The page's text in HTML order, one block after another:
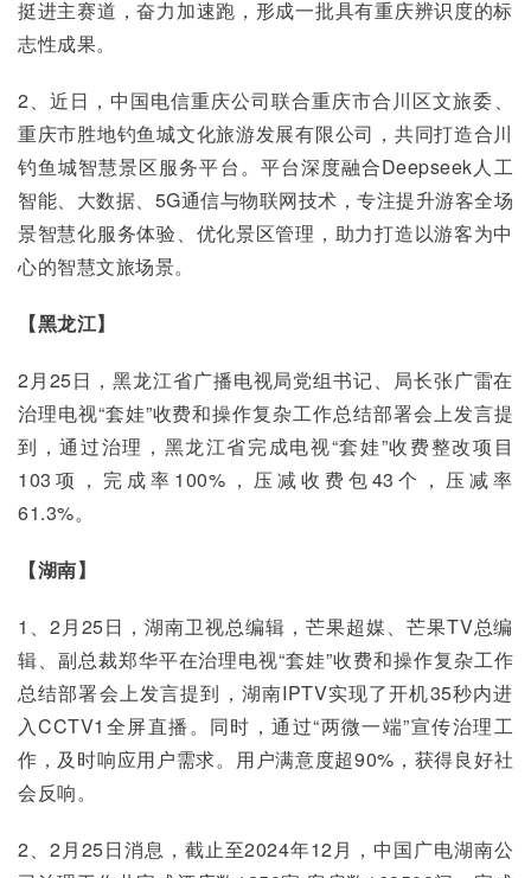
挺进主赛道，奋力加速跑，形成一批具有重庆辨识度的标
志性成果。
2、近日，中国电信重庆公司联合重庆市合川区文旅委、
重庆市胜地钓鱼城文化旅游发展有限公司，共同打造合川
钓鱼城智慧景区服务平台。平台深度融合Deepseek人工
智能、大数据、5G通信与物联网技术，专注提升游客全场
景智慧化服务体验、优化景区管理，助力打造以游客为中
心的智慧文旅场景。
【黑龙江】
2月25日，黑龙江省广播电视局党组书记、局长张广雷在
治理电视“套娃”收费和操作复杂工作总结部署会上发言提
到，通过治理，黑龙江省完成电视“套娃”收费整改项目
103项，完成率100%，压减收费包43个，压减率
61.3%。
【湖南】
1、2月25日，湖南卫视总编辑，芒果超媒、芒果TV总编
辑、副总裁郑华平在治理电视“套娃”收费和操作复杂工作
总结部署会上发言提到，湖南IPTV实现了开机35秒内进
入CCTV1全屏直播。同时，通过“两微一端”宣传治理工
作，及时响应用户需求。用户满意度超90%，获得良好社
会反响。
2、2月25日消息，截止至2024年12月，中国广电湖南公